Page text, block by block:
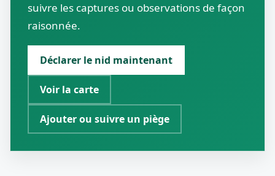
suivre les captures ou observations de façon
raisonnée.
Déclarer le nid maintenant
Voir la carte
Ajouter ou suivre un piège